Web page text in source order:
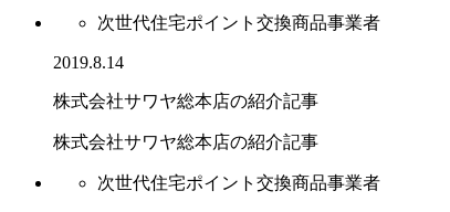
次世代住宅ポイント交換商品事業者
2019.8.14
株式会社サワヤ総本店の紹介記事
株式会社サワヤ総本店の紹介記事
次世代住宅ポイント交換商品事業者